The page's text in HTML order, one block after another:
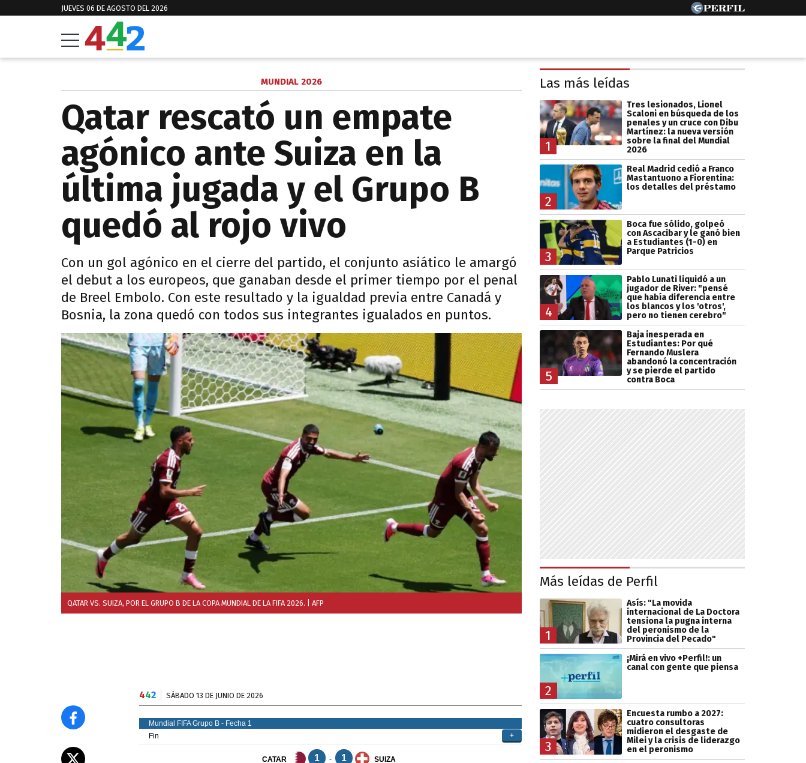
JUEVES 06 DE AGOSTO DEL 2026
MUNDIAL 2026
Qatar rescató un empate
agónico ante Suiza en la
última jugada y el Grupo B
quedó al rojo vivo
Con un gol agónico en el cierre del partido, el conjunto asiático le amargó
el debut a los europeos, que ganaban desde el primer tiempo por el penal
de Breel Embolo. Con este resultado y la igualdad previa entre Canadá y
Bosnia, la zona quedó con todos sus integrantes igualados en puntos.
QATAR VS. SUIZA, POR EL GRUPO B DE LA COPA MUNDIAL DE LA FIFA 2026. | AFP
442 SÁBADO 13 DE JUNIO DE 2026
Las más leídas
1
Tres lesionados, Lionel
Scaloni en búsqueda de los
penales y un cruce con Dibu
Martínez: la nueva versión
sobre la final del Mundial
2026
2
Real Madrid cedió a Franco
Mastantuono a Fiorentina:
los detalles del préstamo
3
Boca fue sólido, golpeó
con Ascacibar y le ganó bien
a Estudiantes (1-0) en
Parque Patricios
4
Pablo Lunati liquidó a un
jugador de River: "pensé
que había diferencia entre
los blancos y los 'otros',
pero no tienen cerebro"
5
Baja inesperada en
Estudiantes: Por qué
Fernando Muslera
abandonó la concentración
y se pierde el partido
contra Boca
Más leídas de Perfil
1
Asís: "La movida
internacional de La Doctora
tensiona la pugna interna
del peronismo de la
Provincia del Pecado"
2
¡Mirá en vivo +Perfil!: un
canal con gente que piensa
3
Encuesta rumbo a 2027:
cuatro consultoras
midieron el desgaste de
Milei y la crisis de liderazgo
en el peronismo